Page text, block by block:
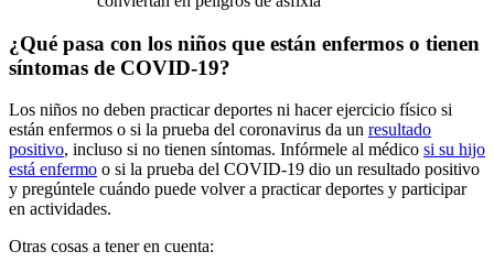
¿Qué pasa con los niños que están enfermos o tienen
síntomas de COVID-19?
Los niños no deben practicar deportes ni hacer ejercicio físico si
están enfermos o si la prueba del coronavirus da un resultado
positivo, incluso si no tienen síntomas. Infórmele al médico si su hijo
está enfermo o si la prueba del COVID-19 dio un resultado positivo
y pregúntele cuándo puede volver a practicar deportes y participar
en actividades.
Otras cosas a tener en cuenta: